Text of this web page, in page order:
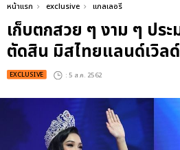
หน้าแรก exclusive แกลเลอรี
เก็บตกสวย ๆ งาม ๆ ปร
ตัดสิน มิสไทยแลนด์เวิล
EXCLUSIVE : 5 ส.ค. 2562